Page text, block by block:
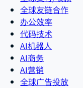
全球友链合作
办公效率
代码技术
AI机器人
AI商务
AI营销
全球广告投放